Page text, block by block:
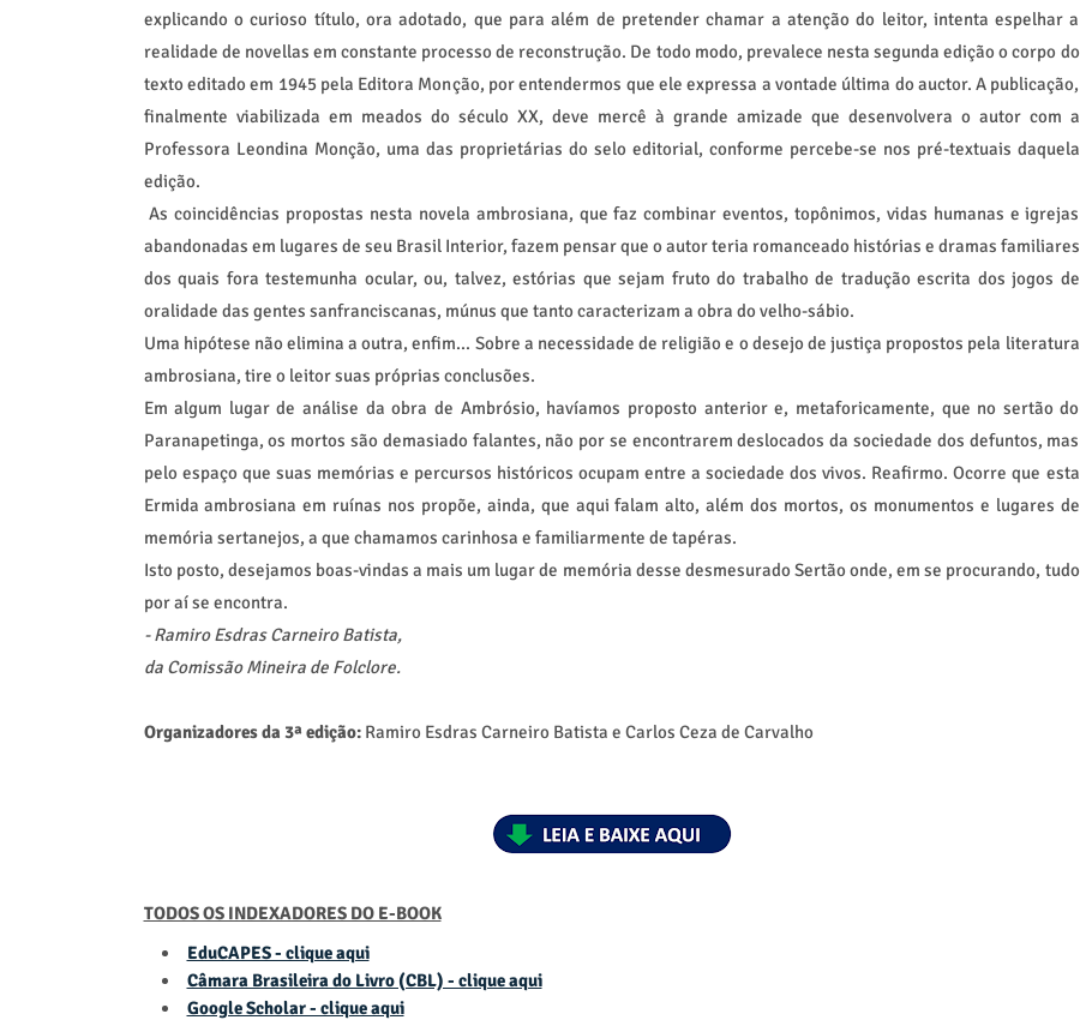
explicando o curioso título, ora adotado, que para além de pretender chamar a atenção do leitor, intenta espelhar a
realidade de novellas em constante processo de reconstrução. De todo modo, prevalece nesta segunda edição o corpo do
texto editado em 1945 pela Editora Monção, por entendermos que ele expressa a vontade última do auctor. A publicação,
finalmente viabilizada em meados do século XX, deve mercê à grande amizade que desenvolvera o autor com a
Professora Leondina Monção, uma das proprietárias do selo editorial, conforme percebe-se nos pré-textuais daquela
edição.
As coincidências propostas nesta novela ambrosiana, que faz combinar eventos, topônimos, vidas humanas e igrejas
abandonadas em lugares de seu Brasil Interior, fazem pensar que o autor teria romanceado histórias e dramas familiares
dos quais fora testemunha ocular, ou, talvez, estórias que sejam fruto do trabalho de tradução escrita dos jogos de
oralidade das gentes sanfranciscanas, múnus que tanto caracterizam a obra do velho-sábio.
Uma hipótese não elimina a outra, enfim... Sobre a necessidade de religião e o desejo de justiça propostos pela literatura
ambrosiana, tire o leitor suas próprias conclusões.
Em algum lugar de análise da obra de Ambrósio, havíamos proposto anterior e, metaforicamente, que no sertão do
Paranapetinga, os mortos são demasiado falantes, não por se encontrarem deslocados da sociedade dos defuntos, mas
pelo espaço que suas memórias e percursos históricos ocupam entre a sociedade dos vivos. Reafirmo. Ocorre que esta
Ermida ambrosiana em ruínas nos propõe, ainda, que aqui falam alto, além dos mortos, os monumentos e lugares de
memória sertanejos, a que chamamos carinhosa e familiarmente de tapéras.
Isto posto, desejamos boas-vindas a mais um lugar de memória desse desmesurado Sertão onde, em se procurando, tudo
por aí se encontra.
- Ramiro Esdras Carneiro Batista,
da Comissão Mineira de Folclore.
Organizadores da 3ª edição:Ramiro Esdras Carneiro Batista e Carlos Ceza de Carvalho
TODOS OS INDEXADORES DO E-BOOK
EduCAPES - clique aqui
Câmara Brasileira do Livro (CBL) - clique aqui
Google Scholar - clique aqui